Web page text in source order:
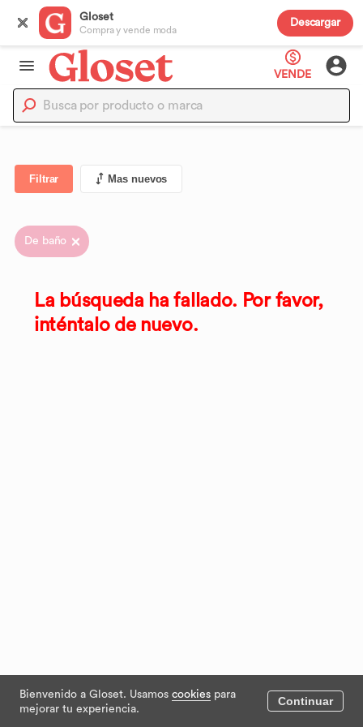
Gloset
Compra y vende moda
Descargar
Bienvenido a Gloset. Usamos cookies para
mejorar tu experiencia.
Continuar
VENDE
Filtrar Mas nuevos
De baño
La búsqueda ha fallado. Por favor,
inténtalo de nuevo.